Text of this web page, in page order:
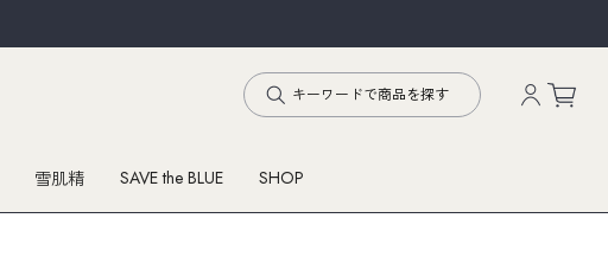
雪肌精 SAVE the BLUE SHOP